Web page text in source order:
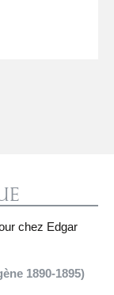
chez Edgar
1890-1895)